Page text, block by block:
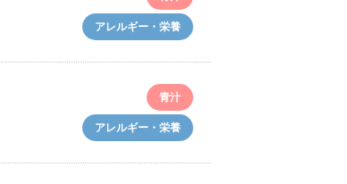
アレルギー・栄養
青汁
アレルギー・栄養